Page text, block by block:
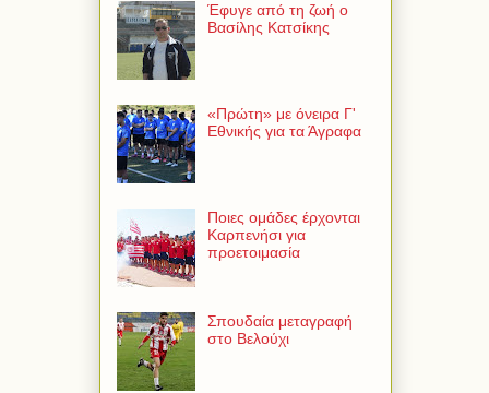
Έφυγε από τη ζωή ο
Βασίλης Κατσίκης
«Πρώτη» με όνειρα Γ'
Εθνικής για τα Άγραφα
Ποιες ομάδες έρχονται
Καρπενήσι για
προετοιμασία
Σπουδαία μεταγραφή
στο Βελούχι